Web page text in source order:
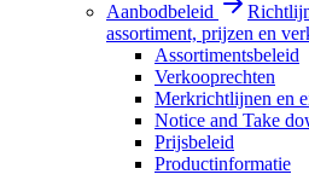
Aanbodbeleid
assortiment, prijzen en
Assortimentsbeleid
Verkooprechten
Merkrichtlijnen en
Notice and Take
Prijsbeleid
Productinformatie